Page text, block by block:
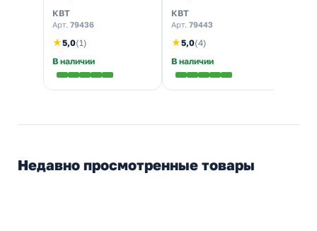
изолированный
47496 [уп.100шт]
КВТ
Арт. 79436
★5,0(1)
В наличии
изолированный
47499 [уп.100шт]
КВТ
Арт. 79443
★5,0(4)
В наличии
Недавно просмотренные товары